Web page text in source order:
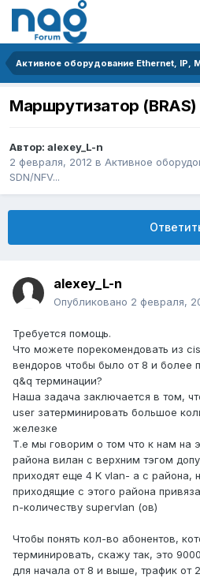
Маршрутизатор (BRAS)
Автор: alexey_L-n
2 февраля, 2012 в Активное
SDN/NFV...
alexey_L-n
Опубликовано 2 февраля,
Требуется помощь.
Что можете порекомендовать из
вендоров чтобы было от 8 и более
q&q терминации?
Наша задача заключается в том,
user затерминировать большое
железке
Т.е мы говорим о том что к нам на
района вилан с верхним тэгом
приходят еще 4 K vlan- a с района,
приходящие с этого района
n-количеству supervlan (ов)
Чтобы понять кол-во абонентов,
терминировать, скажу так, это
для начала от 8 и выше, трафик от